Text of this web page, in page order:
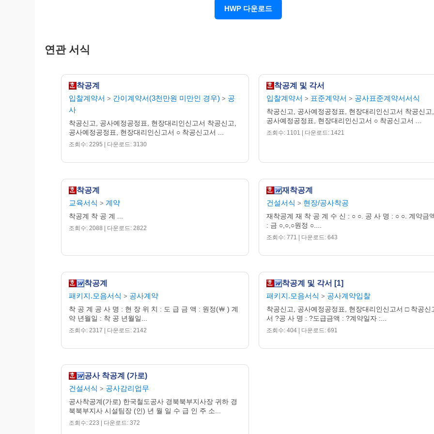
HWP 다운로드
연관 서식
착공계
입찰계약서 > 간이계약서(3천만원 미만인 경우) > 공
사
착공신고, 공사예정공정표, 현장대리인신고서 착공신고,
공사예정공정표, 현장대리인신고서 ○ 착공신고서 ...
조회수: 2295 | 다운로드: 3130
착공계 및 각서
입찰계약서 > 표준계약서 > 공사표준계약서서식
착공신고, 공사예정공정표, 현장대리인신고서 착공신고,
공사예정공정표, 현장대리인신고서 ○ 착공신고서 ...
조회수: 1101 | 다운로드: 1421
착공계
교육서식 > 계약
착공계 착 공 계 ...
조회수: 2088 | 다운로드: 2822
재착공계
건설서식 > 현장/공사착공
재착공계 재 착 공 계 수 신 : ○ ○. 공 사 명 : ○ ○. 계약금
: 금 ○,○,○원정 ○....
조회수: 771 | 다운로드: 643
착공계
패키지.모음서식 > 공사계약
착 공 계 공 사 명 : 현 장 위 치 : 도 급 금 액 : 원정(￦ ) 계
약 년월일 : 착 공 년월일...
조회수: 2317 | 다운로드: 2142
착공계 및 각서 [1]
패키지.모음서식 > 공사계약입찰
착공신고, 공사예정공정표, 현장대리인신고서 □ 착공신
서 ?공 사 명 : ?도급금액 : ?계약일자 :...
조회수: 404 | 다운로드: 691
공사 착공계 (가로)
건설서식 > 공사감리업무
공사착공계(가로) 한국철도공사 경북북부지사장 귀하 경
북북부지사 시설팀장 (인) 년 월 일 수 급 인 주 소...
조회수: 223 | 다운로드: 372